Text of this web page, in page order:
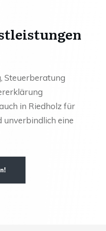
Steuerberatung
in Riedholz für
unverbindlich eine